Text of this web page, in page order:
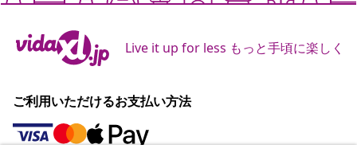
Live it up for less もっと手頃に楽しく
ご利用いただけるお支払い方法